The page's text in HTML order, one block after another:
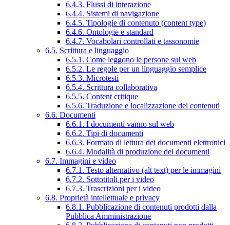
6.4.3. Flussi di interazione
6.4.4. Sistemi di navigazione
6.4.5. Tipologie di contenuto (content type)
6.4.6. Ontologie e standard
6.4.7. Vocabolari controllati e tassonomie
6.5. Scrittura e linguaggio
6.5.1. Come leggono le persone sul web
6.5.2. Le regole per un linguaggio semplice
6.5.3. Microtesti
6.5.4. Scrittura collaborativa
6.5.5. Content critique
6.5.6. Traduzione e localizzazione dei contenuti
6.6. Documenti
6.6.1. I documenti vanno sul web
6.6.2. Tipi di documenti
6.6.3. Formato di lettura dei documenti elettronici
6.6.4. Modalità di produzione dei documenti
6.7. Immagini e video
6.7.1. Testo alternativo (alt text) per le immagini
6.7.2. Sottotitoli per i video
6.7.3. Trascrizioni per i video
6.8. Proprietà intellettuale e privacy
6.8.1. Pubblicazione di contenuti prodotti dalla
Pubblica Amministrazione